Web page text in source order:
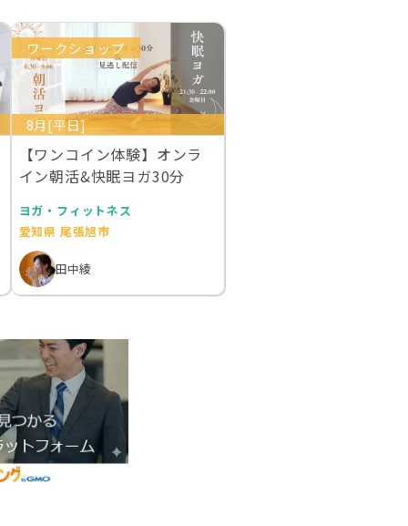
ワークショップ
8月[平日]
【ワンコイン体験】オンラ
イン朝活&快眠ヨガ30分
ヨガ・フィットネス
愛知県 尾張旭市
田中綾